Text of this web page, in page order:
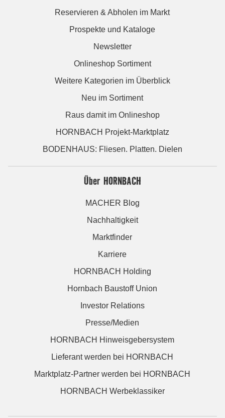
Reservieren & Abholen im Markt
Prospekte und Kataloge
Newsletter
Onlineshop Sortiment
Weitere Kategorien im Überblick
Neu im Sortiment
Raus damit im Onlineshop
HORNBACH Projekt-Marktplatz
BODENHAUS: Fliesen. Platten. Dielen
Über HORNBACH
MACHER Blog
Nachhaltigkeit
Marktfinder
Karriere
HORNBACH Holding
Hornbach Baustoff Union
Investor Relations
Presse/Medien
HORNBACH Hinweisgebersystem
Lieferant werden bei HORNBACH
Marktplatz-Partner werden bei HORNBACH
HORNBACH Werbeklassiker